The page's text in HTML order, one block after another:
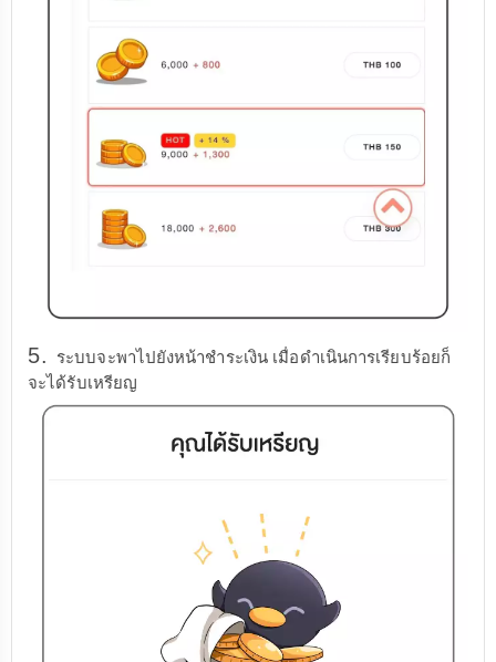
5.
ระบบจะพาไปยังหน้าชำระเงิน เมื่อดำเนินการเรียบร้อยก็
จะได้รับเหรียญ